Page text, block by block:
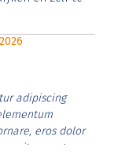
adipiscing
eros dolor
vitae erat.